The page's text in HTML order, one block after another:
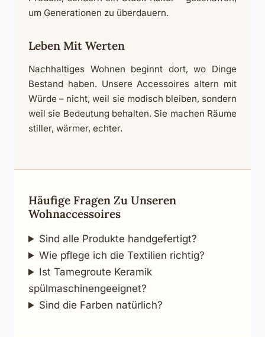
um Generationen zu überdauern.
Leben Mit Werten
Nachhaltiges Wohnen beginnt dort, wo Dinge
Bestand haben. Unsere Accessoires altern mit
Würde – nicht, weil sie modisch bleiben, sondern
weil sie Bedeutung behalten. Sie machen Räume
stiller, wärmer, echter.
Häufige Fragen Zu Unseren
Wohnaccessoires
Sind alle Produkte handgefertigt?
Wie pflege ich die Textilien richtig?
Ist Tamegroute Keramik
spülmaschinengeeignet?
Sind die Farben natürlich?